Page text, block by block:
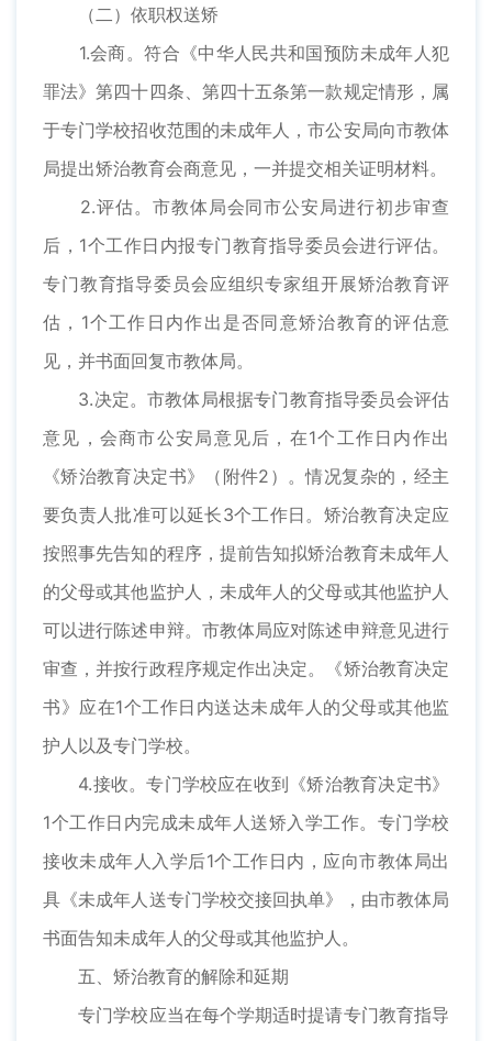
（二）依职权送矫
1.会商。符合《中华人民共和国预防未成年人犯
罪法》第四十四条、第四十五条第一款规定情形，属
于专门学校招收范围的未成年人，市公安局向市教体
局提出矫治教育会商意见，一并提交相关证明材料。
2.评估。市教体局会同市公安局进行初步审查
后，1个工作日内报专门教育指导委员会进行评估。
专门教育指导委员会应组织专家组开展矫治教育评
估，1个工作日内作出是否同意矫治教育的评估意
见，并书面回复市教体局。
3.决定。市教体局根据专门教育指导委员会评估
意见，会商市公安局意见后，在1个工作日内作出
《矫治教育决定书》（附件2）。情况复杂的，经主
要负责人批准可以延长3个工作日。矫治教育决定应
按照事先告知的程序，提前告知拟矫治教育未成年人
的父母或其他监护人，未成年人的父母或其他监护人
可以进行陈述申辩。市教体局应对陈述申辩意见进行
审查，并按行政程序规定作出决定。《矫治教育决定
书》应在1个工作日内送达未成年人的父母或其他监
护人以及专门学校。
4.接收。专门学校应在收到《矫治教育决定书》
1个工作日内完成未成年人送矫入学工作。专门学校
接收未成年人入学后1个工作日内，应向市教体局出
具《未成年人送专门学校交接回执单》，由市教体局
书面告知未成年人的父母或其他监护人。
五、矫治教育的解除和延期
专门学校应当在每个学期适时提请专门教育指导